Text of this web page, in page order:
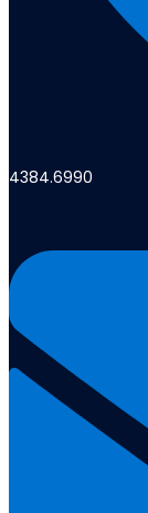
4384.6990